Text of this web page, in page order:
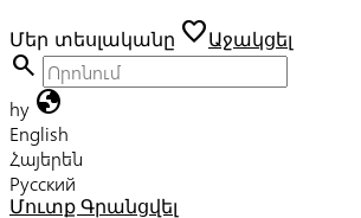
Մեր տեսլականը favoriteԱջակցել
search
hy globe
English
Հայերեն
Русский
Մուտք Գրանցվել